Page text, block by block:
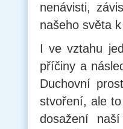
nenávisti,
našeho světa
I ve vztahu
příčiny a
Duchovní
stvoření, ale
dosažení